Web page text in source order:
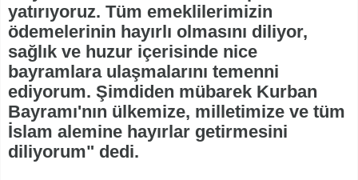
yatırıyoruz. Tüm emeklilerimizin
ödemelerinin hayırlı olmasını diliyor,
sağlık ve huzur içerisinde nice
bayramlara ulaşmalarını temenni
ediyorum. Şimdiden mübarek Kurban
Bayramı'nın ülkemize, milletimize ve tüm
İslam alemine hayırlar getirmesini
diliyorum" dedi.